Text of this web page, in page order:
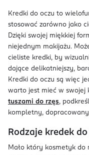
Kredki do oczu to
stosować zarówno jako
Dzięki swojej miękkiej
niejednym makijażu.
cieliste kredki, by
dające delikatniejszy,
Kredki do oczu są więc
warto jest mieć w swojej
tuszami do rzęs,
kompletny, dopracowany
Rodzaje kredek
Mało który kosmetyk do